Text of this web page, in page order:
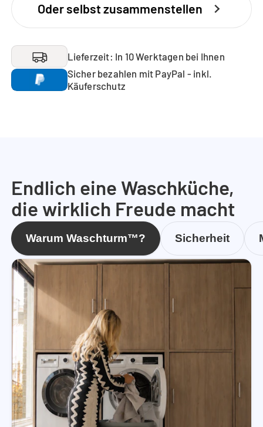
Oder selbst zusammenstellen
Lieferzeit: In 10 Werktagen bei Ihnen
Sicher bezahlen mit PayPal - inkl.
Käuferschutz
Endlich eine Waschküche,
die wirklich Freude macht
Warum Waschturm™? Sicherheit